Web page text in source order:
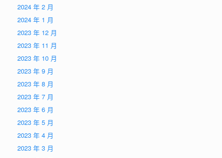
2024 年 2 月
2024 年 1 月
2023 年 12 月
2023 年 11 月
2023 年 10 月
2023 年 9 月
2023 年 8 月
2023 年 7 月
2023 年 6 月
2023 年 5 月
2023 年 4 月
2023 年 3 月